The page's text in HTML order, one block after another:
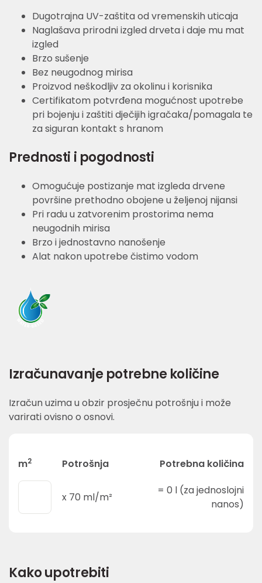
Dugotrajna UV-zaštita od vremenskih uticaja
Naglašava prirodni izgled drveta i daje mu mat
izgled
Brzo sušenje
Bez neugodnog mirisa
Proizvod neškodljiv za okolinu i korisnika
Certifikatom potvrđena mogućnost upotrebe
pri bojenju i zaštiti dječijih igračaka/pomagala te
za siguran kontakt s hranom
Prednosti i pogodnosti
Omogućuje postizanje mat izgleda drvene
površine prethodno obojene u željenoj nijansi
Pri radu u zatvorenim prostorima nema
neugodnih mirisa
Brzo i jednostavno nanošenje
Alat nakon upotrebe čistimo vodom
Izračunavanje potrebne količine
Izračun uzima u obzir prosječnu potrošnju i može
varirati ovisno o osnovi.
m2 Potrošnja Potrebna količina
x 70 ml/m²
= 0 l (za jednoslojni
nanos)
Kako upotrebiti